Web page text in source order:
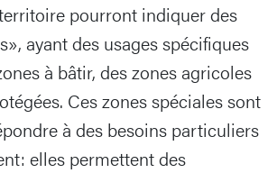
pourront indiquer des
ayant des usages spécifiques
à bâtir, des zones agricoles
Ces zones spéciales sont
à des besoins particuliers
elles permettent des